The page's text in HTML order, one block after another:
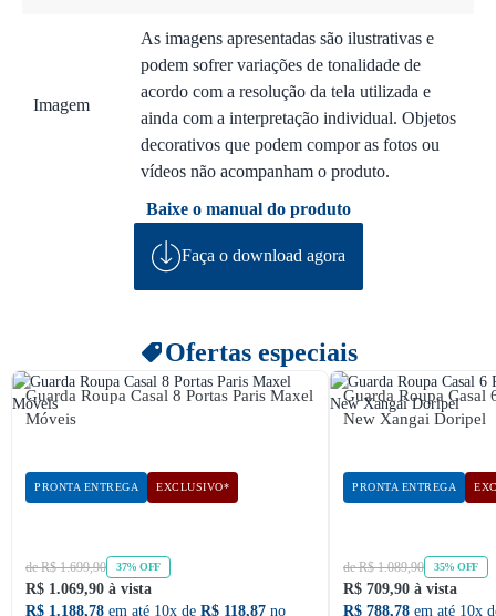
Imagem
As imagens apresentadas são ilustrativas e
podem sofrer variações de tonalidade de
acordo com a resolução da tela utilizada e
ainda com a interpretação individual. Objetos
decorativos que podem compor as fotos ou
vídeos não acompanham o produto.
Baixe o manual do produto
Faça o download agora
Ofertas especiais
Guarda Roupa Casal 8 Portas Paris Maxel
Móveis
PRONTA ENTREGA EXCLUSIVO*
de R$ 1.699,90 37% OFF
R$ 1.069,90 à vista
R$ 1.188,78 em até 10x de R$ 118,87 no
Guarda Roupa Casal
New Xangai Doripel
PRONTA ENTREGA
de R$ 1.089,90 35% OFF
R$ 709,90 à vista
R$ 788,78 em até 10x